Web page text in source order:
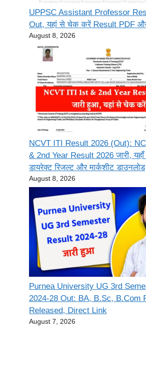
UPPSC Assistant Professor
Out, यहां से चेक करें Result PDF
August 8, 2026
NCVT ITI Result 2026 (Out):
& 2nd Year Result 2026 जारी,
डायरेक्ट रिजल्ट और मार्कशीट डाउनलोड
August 8, 2026
Purnea University UG 3rd
2024-28 Out: BA, B.Sc, B.Com
Released, Direct Link
August 7, 2026